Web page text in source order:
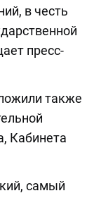
в честь
пресс-
также
Кабинета
самый